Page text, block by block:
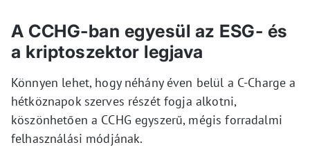
A CCHG-ban egyesül az ESG- és
a kriptoszektor legjava
Könnyen lehet, hogy néhány éven belül a C-Charge a
hétköznapok szerves részét fogja alkotni,
köszönhetően a CCHG egyszerű, mégis forradalmi
felhasználási módjának.